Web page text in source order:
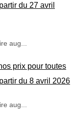
du 27 avril
aug...
prix pour toutes
du 8 avril 2026
aug...